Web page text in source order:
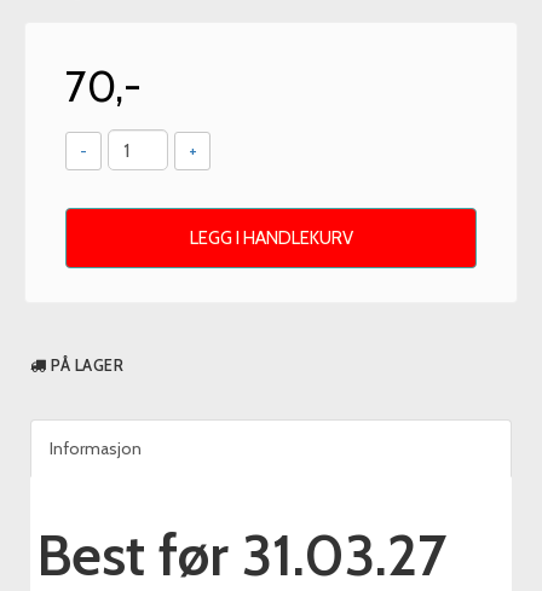
70,-
- +
LEGG I HANDLEKURV
PÅ LAGER
Informasjon
Best før 31.03.27